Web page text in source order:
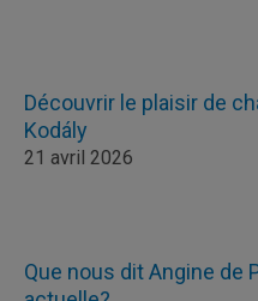
Découvrir le plaisir de
Kodály
21 avril 2026
Que nous dit Angine de